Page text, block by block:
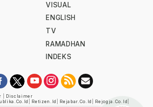
VISUAL
ENGLISH
TV
RAMADHAN
INDEKS
Disclaimer
Retizen.id Rejabar.co.id Rejogja.co.id